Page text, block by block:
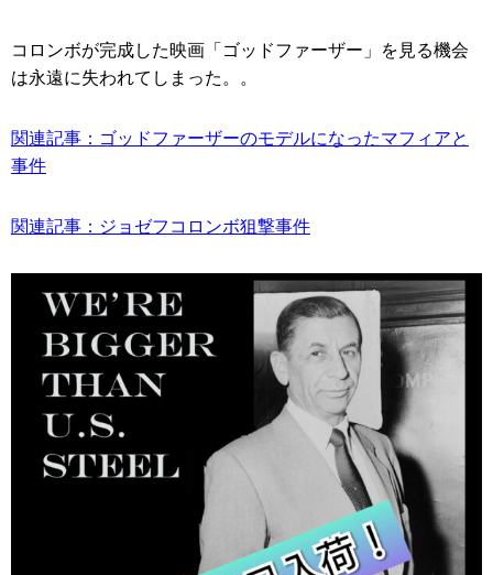
コロンボが完成した映画「ゴッドファーザー」を見る機会
は永遠に失われてしまった。。
関連記事：ゴッドファーザーのモデルになったマフィアと
事件
関連記事：ジョゼフコロンボ狙撃事件